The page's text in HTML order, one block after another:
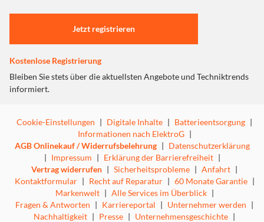
Einstellungen anpassen
Jetzt registrieren
Kostenlose Registrierung
Bleiben Sie stets über die aktuellsten Angebote und Techniktrends
informiert.
Cookie-Einstellungen | Digitale Inhalte | Batterieentsorgung |
Informationen nach ElektroG |
AGB Onlinekauf / Widerrufsbelehrung | Datenschutzerklärung
| Impressum | Erklärung der Barrierefreiheit |
Vertrag widerrufen | Sicherheitsprobleme | Anfahrt |
Kontaktformular | Recht auf Reparatur | 60 Monate Garantie |
Markenwelt | Alle Services im Überblick |
Fragen & Antworten | Karriereportal | Unternehmer werden |
Nachhaltigkeit | Presse | Unternehmensgeschichte |